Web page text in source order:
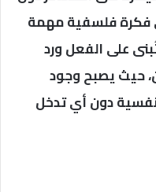
فكرة فلسفية مهمة
على الفعل ورد
حيث يصبح وجود
دون أي تدخل